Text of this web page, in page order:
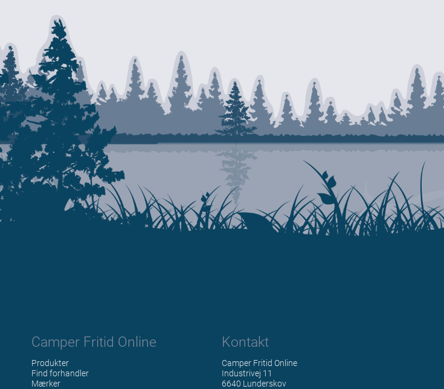
Camper Fritid Online
Produkter
Find forhandler
Mærker
Kontakt
Camper Fritid Online
Industrivej 11
6640 Lunderskov